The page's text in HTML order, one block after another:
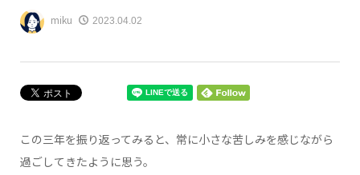
miku 2023.04.02
この三年を振り返ってみると、常に小さな苦しみを感じながら
過ごしてきたように思う。